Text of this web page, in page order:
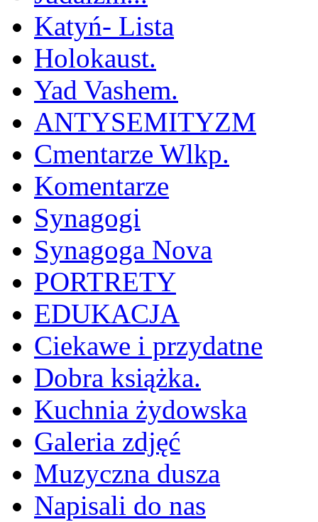
Katyń- Lista
Holokaust.
Yad Vashem.
ANTYSEMITYZM
Cmentarze Wlkp.
Komentarze
Synagogi
Synagoga Nova
PORTRETY
EDUKACJA
Ciekawe i przydatne
Dobra książka.
Kuchnia żydowska
Galeria zdjęć
Muzyczna dusza
Napisali do nas